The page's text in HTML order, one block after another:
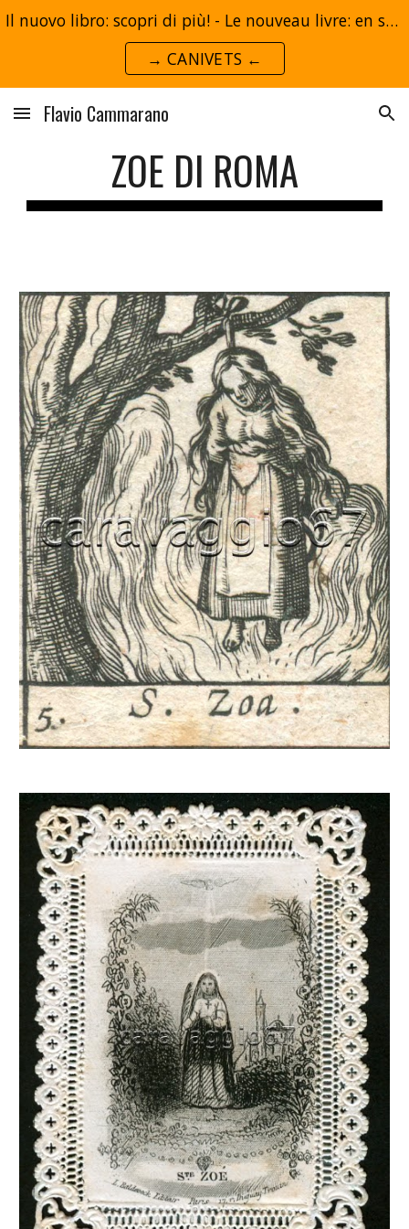
Skip to main content
Il nuovo libro: scopri di più! - Le nouveau livre: en savoir plus!
→ CANIVETS ←
Flavio Cammarano
ZOE DI ROMA